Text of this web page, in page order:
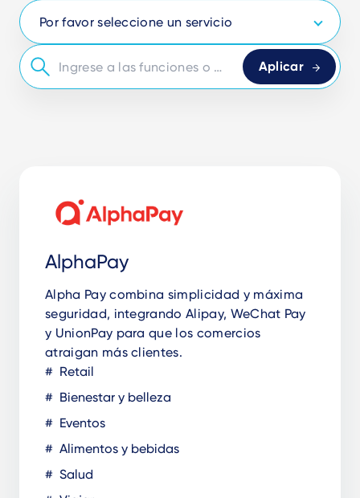
AlphaPay
Alpha Pay combina simplicidad y máxima
seguridad, integrando Alipay, WeChat Pay
y UnionPay para que los comercios
atraigan más clientes.
Retail
Bienestar y belleza
Eventos
Alimentos y bebidas
Salud